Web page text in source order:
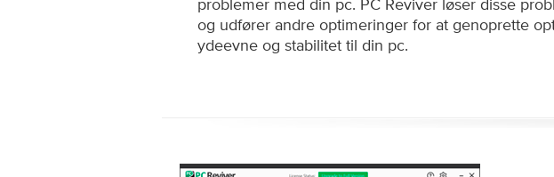
problemer med din pc. PC Reviver løser disse
og udfører andre optimeringer for at genoprette
ydeevne og stabilitet til din pc.